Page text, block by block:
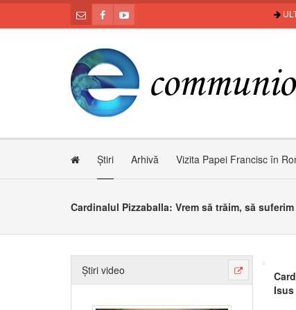
Știri Arhivă Vizita Papei Francisc în
Știri video
Isus